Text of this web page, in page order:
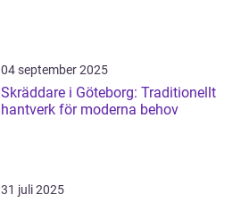
04 september 2025
Skräddare i Göteborg: Traditionellt
hantverk för moderna behov
31 juli 2025